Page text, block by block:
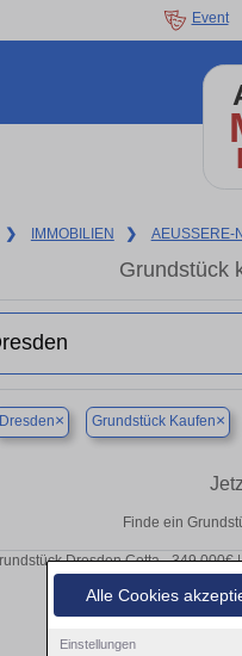
Alle Cookies
Einstellungen
Event
❯ IMMOBILIEN ❯ AEUSSERE-
Grundstück
Dresden× Grundstück Kaufen×
Finde ein